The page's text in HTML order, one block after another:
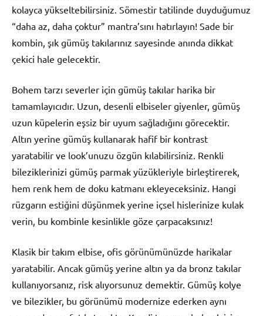
kolayca yükseltebilirsiniz. Sömestir tatilinde duyduğumuz
“daha az, daha çoktur” mantra’sını hatırlayın! Sade bir
kombin, şık gümüş takılarınız sayesinde anında dikkat
çekici hale gelecektir.
Bohem tarzı severler için gümüş takılar harika bir
tamamlayıcıdır. Uzun, desenli elbiseler giyenler, gümüş
uzun küpelerin eşsiz bir uyum sağladığını görecektir.
Altın yerine gümüş kullanarak hafif bir kontrast
yaratabilir ve look’unuzu özgün kılabilirsiniz. Renkli
bileziklerinizi gümüş parmak yüzükleriyle birleştirerek,
hem renk hem de doku katmanı ekleyeceksiniz. Hangi
rüzgarın estiğini düşünmek yerine içsel hislerinize kulak
verin, bu kombinle kesinlikle göze çarpacaksınız!
Klasik bir takım elbise, ofis görünümünüzde harikalar
yaratabilir. Ancak gümüş yerine altın ya da bronz takılar
kullanıyorsanız, risk alıyorsunuz demektir. Gümüş kolye
ve bilezikler, bu görünümü modernize ederken aynı